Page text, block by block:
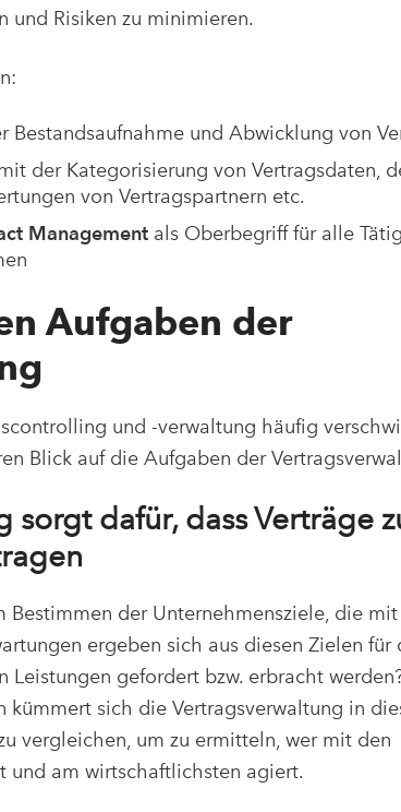
und Risiken zu minimieren.
Bestandsaufnahme und Abwicklung von
der Kategorisierung von Vertragsdaten,
von Vertragspartnern etc.
Management als Oberbegriff für alle
Aufgaben der
und -verwaltung häufig
Blick auf die Aufgaben der
sorgt dafür, dass Verträge
der Unternehmensziele, die
ergeben sich aus diesen Zielen für
Leistungen gefordert bzw. erbracht
sich die Vertragsverwaltung in
vergleichen, um zu ermitteln, wer mit den
und am wirtschaftlichsten agiert.